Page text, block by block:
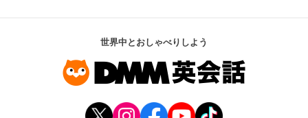
世界中とおしゃべりしよう